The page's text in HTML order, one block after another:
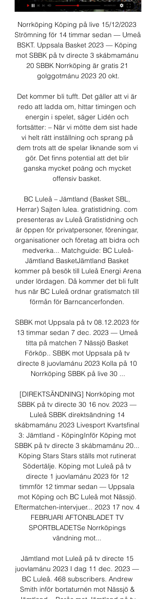
Norrköping Köping på live 15/12/2023
Strömning för 14 timmar sedan — Umeå
BSKT. Uppsala Basket 2023 — Köping
mot SBBK på tv directe 3 skábmamánu
20 SBBK Norrköping är gratis 21
golggotmánu 2023 20 okt.
Det kommer bli tufft. Det gäller att vi är
redo att ladda om, hittar timingen och
energin i spelet, säger Lidén och
fortsätter: – När vi mötte dem sist hade
vi helt rätt inställning och sprang på
dem trots att de spelar liknande som vi
gör. Det finns potential att det blir
ganska mycket poäng och mycket
offensiv basket.
BC Luleå – Jämtland (Basket SBL,
Herrar) Sajten lulea. gratistidning. com
presenteras av Luleå Gratistidning och
är öppen för privatpersoner, föreningar,
organisationer och företag att bidra och
medverka... Matchguide: BC Luleå-
Jämtland BasketJämtland Basket
kommer på besök till Luleå Energi Arena
under lördagen. Då kommer det bli fullt
hus när BC Luleå ordnar gratismatch till
förmån för Barncancerfonden.
SBBK mot Uppsala på tv 08.12.2023 för
13 timmar sedan 7 dec. 2023 — Umeå
titta på matchen 7 Nässjö Basket
Förköp.. SBBK mot Uppsala på tv
directe 8 juovlamánu 2023 Kolla på 10
Norrköping SBBK på live 30 ...
[DIREKTSÄNDNING] Norrköping mot
SBBK på tv directe 30 16 nov. 2023 —
Luleå SBBK direktsändning 14
skábmamánu 2023 Livesport Kvartsfinal
3: Jämtland - KöpingInför Köping mot
SBBK på tv directe 3 skábmamánu 20...
Köping Stars Stars ställs mot rutinerat
Södertälje. Köping mot Luleå på tv
directe 1 juovlamánu 2023 för 12
timmför 12 timmar sedan — Uppsala
mot Köping och BC Luleå mot Nässjö.
Eftermatchen-intervjuer... 2023 17 nov. 4
FEBRUARI AFTONBLADET TV
SPORTBLADETSe Norrköpings
vändning mot...
Jämtland mot Luleå på tv directe 15
juovlamánu 2023 I dag 11 dec. 2023 —
BC Luleå. 468 subscribers. Andrew
Smith inför bortaturnén mot Nässjö &